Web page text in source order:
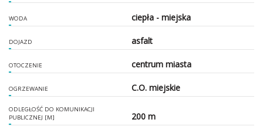
WODA ciepła - miejska
DOJAZD asfalt
OTOCZENIE centrum miasta
OGRZEWANIE C.O. miejskie
ODLEGŁOŚĆ DO KOMUNIKACJI
PUBLICZNEJ [M]
200 m